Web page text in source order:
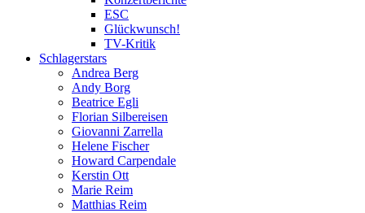
ESC
Glückwunsch!
TV-Kritik
Schlagerstars
Andrea Berg
Andy Borg
Beatrice Egli
Florian Silbereisen
Giovanni Zarrella
Helene Fischer
Howard Carpendale
Kerstin Ott
Marie Reim
Matthias Reim